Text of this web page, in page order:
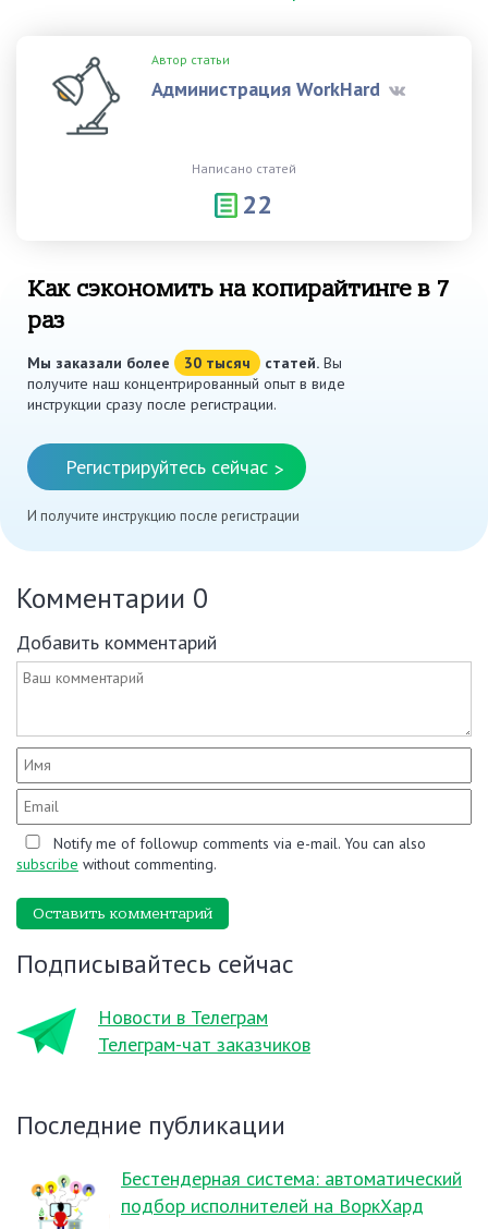
Автор статьи
Администрация WorkHard
Написано статей
22
Как сэкономить на копирайтинге в 7
раз
Мы заказали более 30 тысяч статей. Вы
получите наш концентрированный опыт в виде
инструкции сразу после регистрации.
Регистрируйтесь сейчас >
И получите инструкцию после регистрации
Комментарии 0
Добавить комментарий
Notify me of followup comments via e-mail. You can also
subscribe without commenting.
Оставить комментарий
Подписывайтесь сейчас
Новости в Телеграм
Телеграм-чат заказчиков
Последние публикации
Бестендерная система: автоматический
подбор исполнителей на ВоркХард